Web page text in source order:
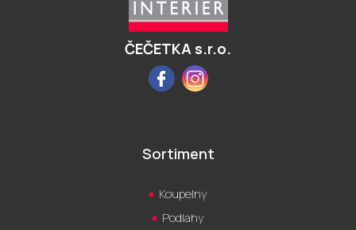
ČEČETKA s.r.o.
FacebookInstagram
Sortiment
Koupelny
Podlahy